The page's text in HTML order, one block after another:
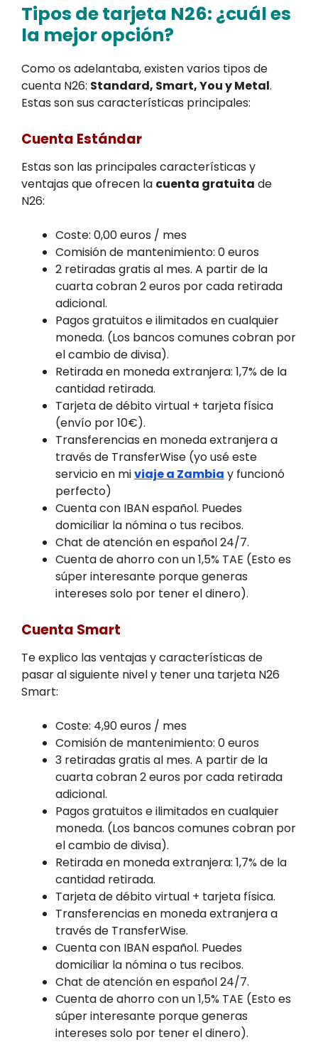
Tipos de tarjeta N26: ¿cuál es
la mejor opción?
Como os adelantaba, existen varios tipos de
cuenta N26: Standard, Smart, You y Metal.
Estas son sus características principales:
Cuenta Estándar
Estas son las principales características y
ventajas que ofrecen la cuenta gratuita de
N26:
Coste: 0,00 euros / mes
Comisión de mantenimiento: 0 euros
2 retiradas gratis al mes. A partir de la
cuarta cobran 2 euros por cada retirada
adicional.
Pagos gratuitos e ilimitados en cualquier
moneda. (Los bancos comunes cobran por
el cambio de divisa).
Retirada en moneda extranjera: 1,7% de la
cantidad retirada.
Tarjeta de débito virtual + tarjeta física
(envío por 10€).
Transferencias en moneda extranjera a
través de TransferWise (yo usé este
servicio en miviaje a Zambia y funcionó
perfecto)
Cuenta con IBAN español. Puedes
domiciliar la nómina o tus recibos.
Chat de atención en español 24/7.
Cuenta de ahorro con un 1,5% TAE (Esto es
súper interesante porque generas
intereses solo por tener el dinero).
Cuenta Smart
Te explico las ventajas y características de
pasar al siguiente nivel y tener una tarjeta N26
Smart:
Coste: 4,90 euros / mes
Comisión de mantenimiento: 0 euros
3 retiradas gratis al mes. A partir de la
cuarta cobran 2 euros por cada retirada
adicional.
Pagos gratuitos e ilimitados en cualquier
moneda. (Los bancos comunes cobran por
el cambio de divisa).
Retirada en moneda extranjera: 1,7% de la
cantidad retirada.
Tarjeta de débito virtual + tarjeta física.
Transferencias en moneda extranjera a
través de TransferWise.
Cuenta con IBAN español. Puedes
domiciliar la nómina o tus recibos.
Chat de atención en español 24/7.
Cuenta de ahorro con un 1,5% TAE (Esto es
súper interesante porque generas
intereses solo por tener el dinero).